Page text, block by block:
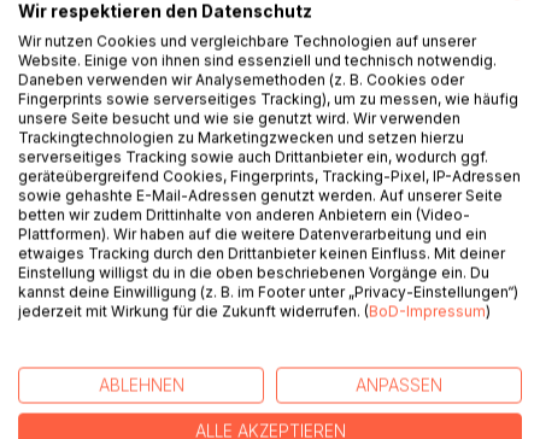
BESCHREIBUNG
Es ist ein Tag wie jeder andere, der dein Leben für immer
verändern kann. Die Frage ist nur: Wirst du ihn überleben?
Mit Stift, Block und einer Schachtel Kippen begibt sich der
abgehalfterte Reporter auf die Suche nach einer guten
Story. Scheinbar zufällig begegnet ihm ein Mann, der ihm
seine Geschichte anbietet. Alles, was der Reporter dafür
tun muss, ist, den Mann zu dessen Haus zu begleiten.
Wir respektieren den Datenschutz
Wir nutzen Cookies und vergleichbare Technologien auf unserer
Website. Einige von ihnen sind essenziell und technisch notwendig.
Daneben verwenden wir Analysemethoden (z. B. Cookies oder
Fingerprints sowie serverseitiges Tracking), um zu messen, wie häufig
unsere Seite besucht und wie sie genutzt wird. Wir verwenden
Trackingtechnologien zu Marketingzwecken und setzen hierzu
serverseitiges Tracking sowie auch Drittanbieter ein, wodurch ggf.
geräteübergreifend Cookies, Fingerprints, Tracking-Pixel, IP-Adressen
sowie gehashte E-Mail-Adressen genutzt werden. Auf unserer Seite
betten wir zudem Drittinhalte von anderen Anbietern ein (Video-
Plattformen). Wir haben auf die weitere Datenverarbeitung und ein
etwaiges Tracking durch den Drittanbieter keinen Einfluss. Mit deiner
Einstellung willigst du in die oben beschriebenen Vorgänge ein. Du
kannst deine Einwilligung (z. B. im Footer unter „Privacy-Einstellungen“)
jederzeit mit Wirkung für die Zukunft widerrufen. (BoD-Impressum)
ABLEHNEN ANPASSEN
ALLE AKZEPTIEREN